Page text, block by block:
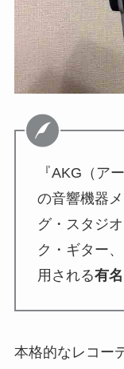
『AKG（ア
の音響機器
グ・スタジ
ク・ギター
用される有
本格的なレコー